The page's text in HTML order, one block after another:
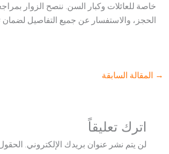
خاصة للعائلات وكبار السن. ننصح الزوار
الحجز، والاستفسار عن جميع التفاصيل لضمان
→ المقالة السابقة
اترك تعليقاً
لن يتم نشر عنوان بريدك الإلكتروني.